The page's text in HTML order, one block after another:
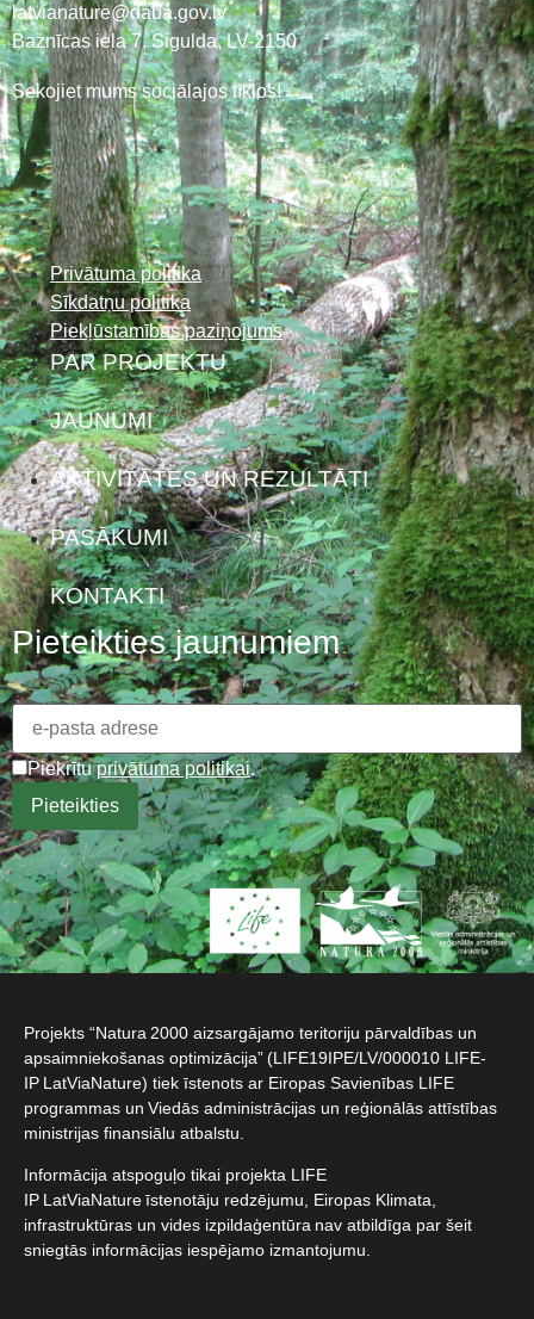
latvianature@daba.gov.lv
Baznīcas iela 7, Sigulda, LV-2150
Sekojiet mums sociālajos tīklos!
Privātuma politika
Sīkdatņu politika
Piekļūstamības paziņojums
PAR PROJEKTU
JAUNUMI
AKTIVITĀTES UN REZULTĀTI
PASĀKUMI
KONTAKTI
Pieteikties jaunumiem
Piekrītuprivātuma politikai.
Projekts “Natura 2000 aizsargājamo teritoriju pārvaldības un
apsaimniekošanas optimizācija” (LIFE19IPE/LV/000010 LIFE-
IP LatViaNature) tiek īstenots ar Eiropas Savienības LIFE
programmas un Viedās administrācijas un reģionālās attīstības
ministrijas finansiālu atbalstu.​
Informācija atspoguļo tikai projekta LIFE
IP LatViaNature īstenotāju redzējumu, Eiropas Klimata,
infrastruktūras un vides izpildaģentūra nav atbildīga par šeit
sniegtās informācijas iespējamo izmantojumu.​